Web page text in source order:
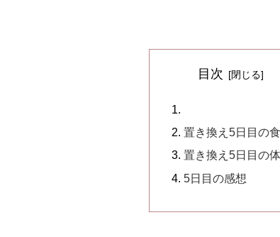
目次
置き換え5日目の
置き換え5日目の
5日目の感想